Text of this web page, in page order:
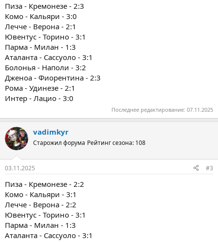
Пиза - Кремонезе - 2:3
Комо - Кальяри - 3:0
Лечче - Верона - 2:1
Ювентус - Торино - 3:1
Парма - Милан - 1:3
Аталанта - Сассуоло - 3:1
Болонья - Наполи - 3:2
Дженоа - Фиорентина - 2:3
Рома - Удинезе - 2:1
Интер - Лацио - 3:0
Последнее редактирование: 07.11.2025
vadimkyr
Старожил форума Рейтинг сезона: 108
03.11.2025 #3
Пиза - Кремонезе - 2:2
Комо - Кальяри - 3:1
Лечче - Верона - 2:2
Ювентус - Торино - 3:1
Парма - Милан - 1:3
Аталанта - Сассуоло - 3:1